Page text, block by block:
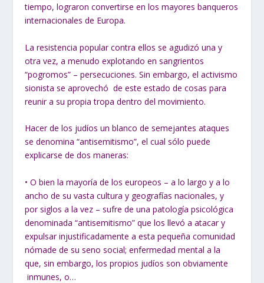
tiempo, lograron convertirse en los mayores banqueros
internacionales de Europa.
La resistencia popular contra ellos se agudizó una y
otra vez, a menudo explotando en sangrientos
“pogromos” – persecuciones. Sin embargo, el activismo
sionista se aprovechó de este estado de cosas para
reunir a su propia tropa dentro del movimiento.
Hacer de los judíos un blanco de semejantes ataques
se denomina “antisemitismo”, el cual sólo puede
explicarse de dos maneras:
• O bien la mayoría de los europeos – a lo largo y a lo
ancho de su vasta cultura y geografías nacionales, y
por siglos a la vez – sufre de una patología psicológica
denominada “antisemitismo” que los llevó a atacar y
expulsar injustificadamente a esta pequeña comunidad
nómade de su seno social; enfermedad mental a la
que, sin embargo, los propios judíos son obviamente
inmunes, o…